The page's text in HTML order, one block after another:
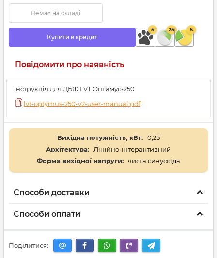
Інструкція для ДБЖ LVT Оптимус-250
lvt-optymus-250-v2-user-manual.pdf
Немає на складі
Купити в кредит
5 25 5
Повідомити про наявність
Вихідна потужність, кВт: 0,25
Архітектура:
Лінійно-інтерактивний
Форма вихідної напруги: чиста синусоїда
Способи доставки
Способи оплати
Поділитися: